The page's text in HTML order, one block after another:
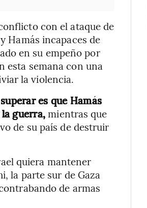
con el ataque de
Hamás incapaces de
en su empeño por
esta semana con una
la violencia.
es que Hamás
la guerra,mientras que
de su país de destruir
quiera mantener
la parte sur de Gaza
de armas